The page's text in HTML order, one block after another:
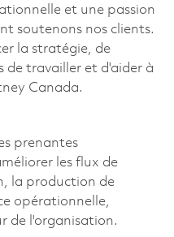
et une passion
soutenons nos clients.
la stratégie, de
de travailler et d'aider à
Canada.
prenantes
les flux de
la production de
opérationnelle,
de l'organisation.